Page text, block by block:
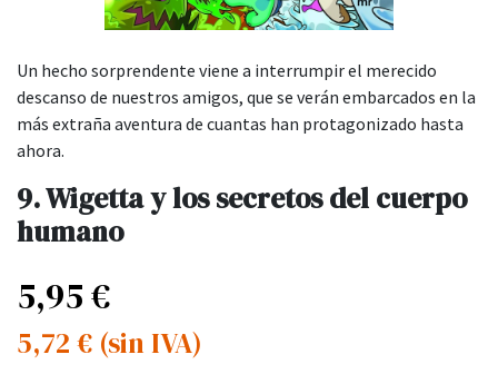
Un hecho sorprendente viene a interrumpir el merecido
descanso de nuestros amigos, que se verán embarcados en la
más extraña aventura de cuantas han protagonizado hasta
ahora.
9. Wigetta y los secretos del cuerpo
humano
5,95€
5,72 € (sin IVA)